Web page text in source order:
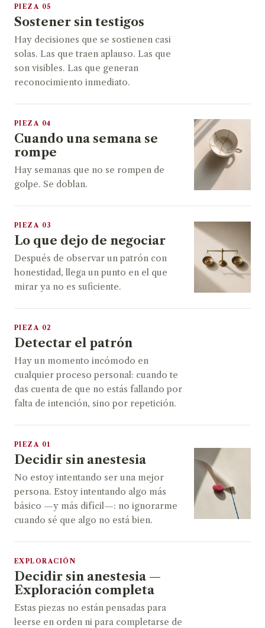
PIEZA 05
Sostener sin testigos
Hay decisiones que se sostienen casi
solas. Las que traen aplauso. Las que
son visibles. Las que generan
reconocimiento inmediato.
PIEZA 04
Cuando una semana se
rompe
Hay semanas que no se rompen de
golpe. Se doblan.
PIEZA 03
Lo que dejo de negociar
Después de observar un patrón con
honestidad, llega un punto en el que
mirar ya no es suficiente.
PIEZA 02
Detectar el patrón
Hay un momento incómodo en
cualquier proceso personal: cuando te
das cuenta de que no estás fallando por
falta de intención, sino por repetición.
PIEZA 01
Decidir sin anestesia
No estoy intentando ser una mejor
persona. Estoy intentando algo más
básico —y más difícil—: no ignorarme
cuando sé que algo no está bien.
EXPLORACIÓN
Decidir sin anestesia —
Exploración completa
Estas piezas no están pensadas para
leerse en orden ni para completarse de